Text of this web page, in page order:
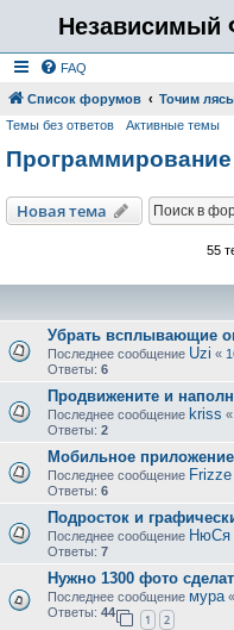
Независимый
FAQ
Список форумов Точим
Темы без ответов Активные темы
Программирование
Новая тема
55
Убрать всплывающие
Последнее сообщение Uzi «
Ответы: 6
Продвижените и
Последнее сообщение kriss «
Ответы: 2
Мобильное приложение
Последнее сообщение Frizze
Ответы: 6
Подросток и
Последнее сообщение НюСя
Ответы: 7
Нужно 1300 фото
Последнее сообщение мура «
Ответы: 44
1 2